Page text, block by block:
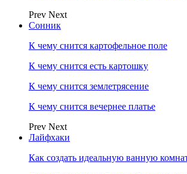
Prev Next
Сонник
К чему снится картофельное поле
К чему снится есть картошку
К чему снится землетрясение
К чему снится вечернее платье
Prev Next
Лайфхаки
Как создать идеальную ванную